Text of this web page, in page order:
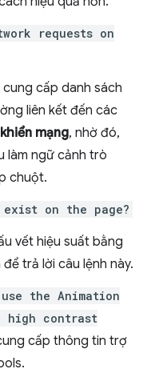
requests on
cung cấp danh sách
liên kết đến các
mạng, nhờ đó,
làm ngữ cảnh trò
chuột.
exist on the page?
vết hiệu suất bằng
trả lời câu lệnh này.
the Animation
high contrast
cấp thông tin trợ